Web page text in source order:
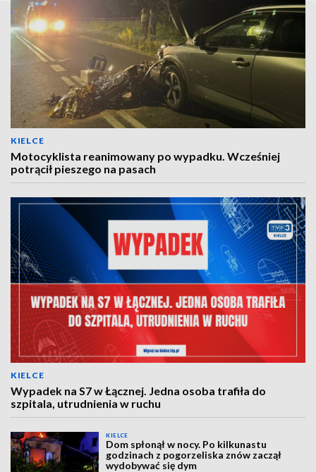
KIELCE
Motocyklista reanimowany po wypadku. Wcześniej
potrącił pieszego na pasach
KIELCE
Wypadek na S7 w Łącznej. Jedna osoba trafiła do
szpitala, utrudnienia w ruchu
KIELCE
Dom spłonął w nocy. Po kilkunastu
godzinach z pogorzeliska znów zaczął
wydobywać się dym